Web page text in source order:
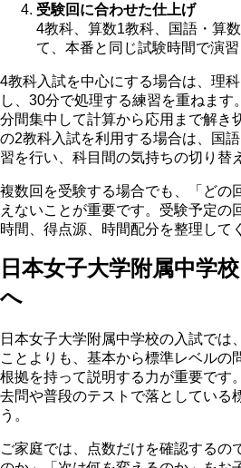
受験回に合わせた仕上げ
4教科、算数1教科、国語・算
て、本番と同じ試験時間で演習
4教科入試を中心にする場合は、理
し、30分で処理する練習を重ねま
分間集中して計算から応用まで解き
の2教科入試を利用する場合は、国
習を行い、科目間の気持ちの切り替
複数回を受験する場合でも、「どの
えないことが重要です。 受験予定の
時間、得点源、時間配分を整理して
日本女子大学附属中学
へ
日本女子大学附属中学校の入試では
ことよりも、基本から標準レベルの
根拠を持って説明する力が重要です。
去問や普段のテストで落としている
う。
ご家庭では、点数だけを確認するの